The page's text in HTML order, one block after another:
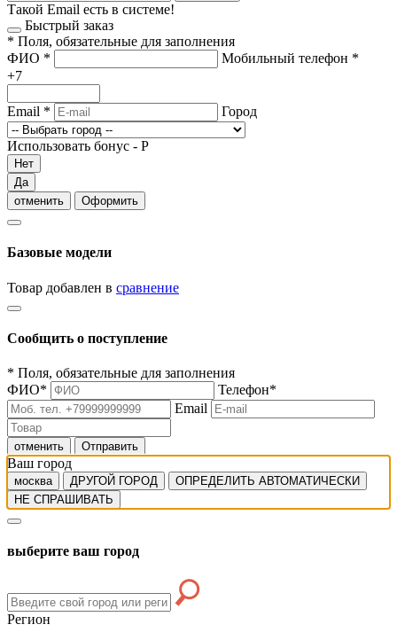
Такой Email есть в системе!
Быстрый заказ
* Поля, обязательные для заполнения
ФИО * Мобильный телефон *
+7
Email * Город
Использовать бонус - Р
Нет
Да
отменить
Оформить
Базовые модели
Товар добавлен в сравнение
Сообщить о поступление
* Поля, обязательные для заполнения
ФИО* Телефон*
Email
отменить Отправить
Ваш город
москва ДРУГОЙ ГОРОД
ОПРЕДЕЛИТЬ АВТОМАТИЧЕСКИ
НЕ СПРАШИВАТЬ
выберите ваш город
Регион